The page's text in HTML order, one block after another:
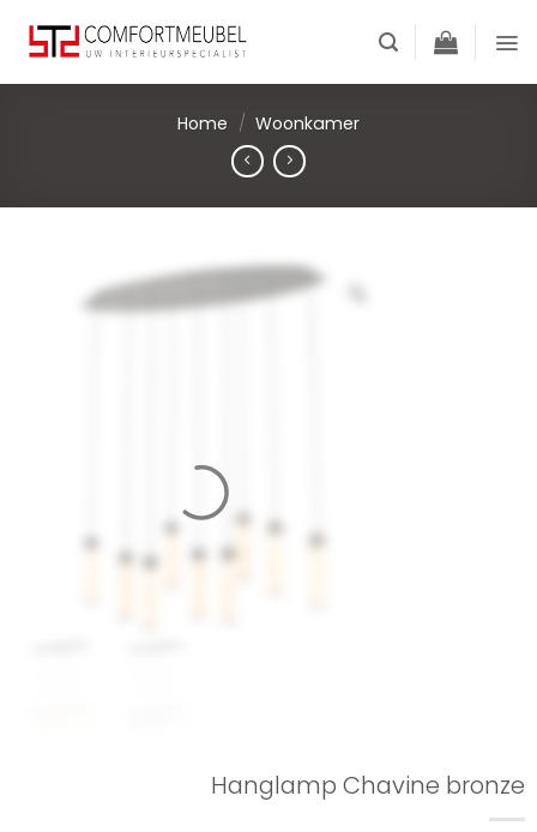
content
Home / Woonkamer
Hanglamp Chavine bronze